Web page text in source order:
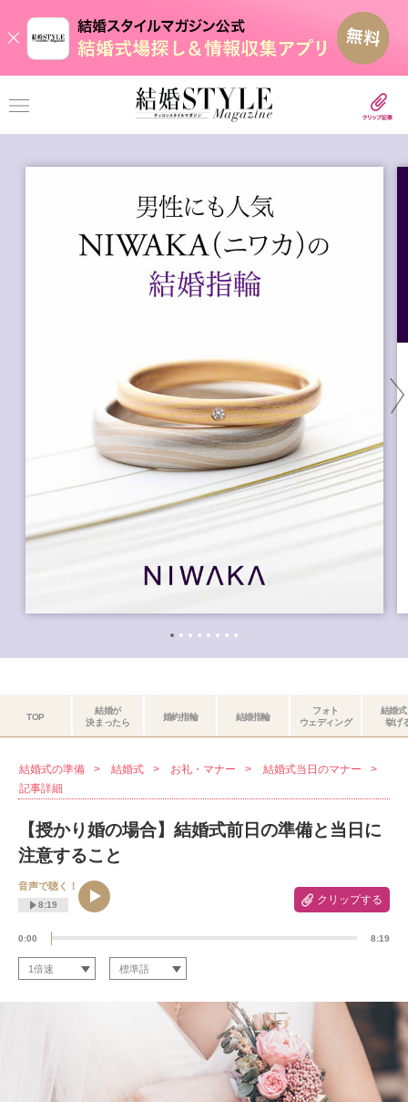
TOP
結婚が
決まったら
婚約指輪 結婚指輪
フォト
ウェディング
結婚
挙げ
結婚式の準備 結婚式 お礼・マナー
結婚式当日のマナー
記事詳細
【授かり婚の場合】結婚式前日の準備と当日に
注意すること
クリップする
音声で聴く！
8:19
0:00 8:19